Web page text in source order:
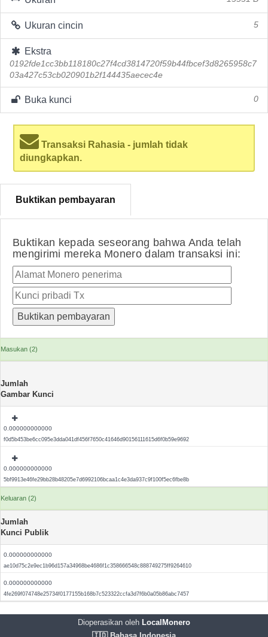
Ukuran cincin 5
Ekstra
0192fde1cc3bb118180c27f4cd3814720f59b44fbcef3d8265958c7
03a427c53cb020901b2f144435aecec4e
Buka kunci 0
Transaksi Rahasia - jumlah tidak
diungkapkan.
Buktikan pembayaran
Buktikan kepada seseorang bahwa Anda telah
mengirimi mereka Monero dalam transaksi ini:
Masukan (2)
Jumlah
Gambar Kunci
0.000000000000
f0d5b453be6cc095e3dda041df456f7650c41646d90156111615d6f0b59e9692
0.000000000000
5bf9913e46fe29bb28b48205e7d6992106bcaa1c4e3da937c9f100f5ec6fbe8b
Keluaran (2)
Jumlah
Kunci Publik
0.000000000000
ae10d75c2e9ec1b96d157a34968be4686f1c358666548c888749275ff9264610
0.000000000000
4fe269f074748e25734f0177155b168b7c523322ccfa3d7f6b0a05b86abc7457
Dioperasikan oleh LocalMonero